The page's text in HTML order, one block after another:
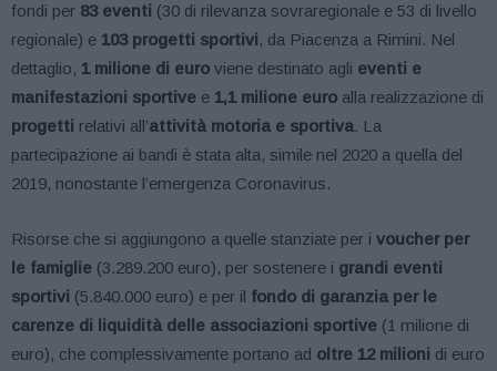
fondi per 83 eventi (30 di rilevanza sovraregionale e 53 di livello
regionale) e 103 progetti sportivi, da Piacenza a Rimini. Nel
dettaglio, 1 milione di euro viene destinato agli eventi e
manifestazioni sportive e 1,1 milione euro alla realizzazione di
progetti relativi all’attività motoria e sportiva. La
partecipazione ai bandi è stata alta, simile nel 2020 a quella del
2019, nonostante l’emergenza Coronavirus.
Risorse che si aggiungono a quelle stanziate per i voucher per
le famiglie (3.289.200 euro), per sostenere i grandi eventi
sportivi (5.840.000 euro) e per il fondo di garanzia per le
carenze di liquidità delle associazioni sportive (1 milione di
euro), che complessivamente portano ad oltre 12 milioni di euro